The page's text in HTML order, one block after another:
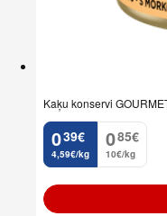
Kaķu konservi
0
. 39€
4,59€/kg
0
. 85€
10€/kg